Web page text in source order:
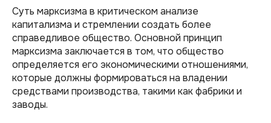
Суть марксизма в критическом анализе
капитализма и стремлении создать более
справедливое общество. Основной принцип
марксизма заключается в том, что общество
определяется его экономическими отношениями,
которые должны формироваться на владении
средствами производства, такими как фабрики и
заводы.